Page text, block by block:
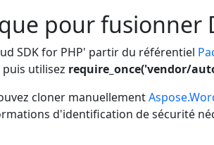
pour fusionner
SDK for PHP' partir du référentiel
utilisez require_once('vendor/
cloner manuellement
d'identification de sécurité